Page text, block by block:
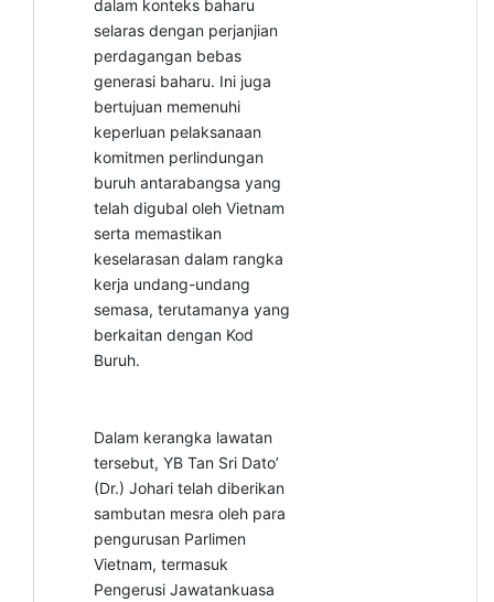
dalam konteks baharu
selaras dengan perjanjian
perdagangan bebas
generasi baharu. Ini juga
bertujuan memenuhi
keperluan pelaksanaan
komitmen perlindungan
buruh antarabangsa yang
telah digubal oleh Vietnam
serta memastikan
keselarasan dalam rangka
kerja undang-undang
semasa, terutamanya yang
berkaitan dengan Kod
Buruh.
Dalam kerangka lawatan
tersebut, YB Tan Sri Dato’
(Dr.) Johari telah diberikan
sambutan mesra oleh para
pengurusan Parlimen
Vietnam, termasuk
Pengerusi Jawatankuasa